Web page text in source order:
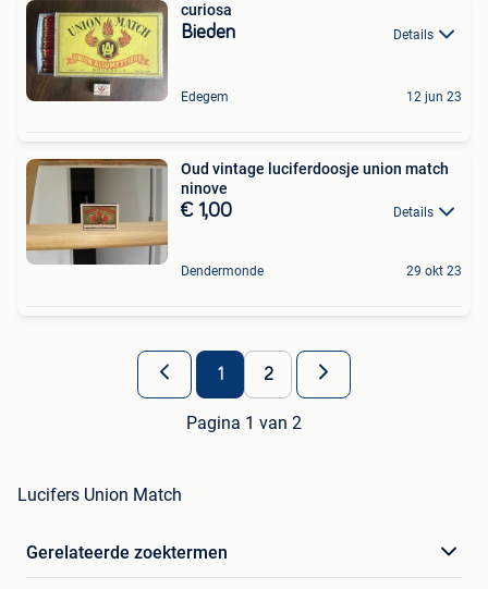
curiosa
Bieden Details
Edegem 12 jun 23
Oud vintage luciferdoosje union match
ninove
€ 1,00 Details
Dendermonde 29 okt 23
1 2
Pagina 1 van 2
Lucifers Union Match
Gerelateerde zoektermen